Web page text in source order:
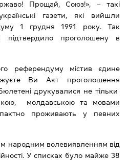
Прощай, Союз!», – такі
газети, які вийшли
1 грудня 1991 року. Так
підтвердило проголошену в
референдуму містив єдине
Ви Акт проголошення
друкувалися не тільки
молдавською та мовами
проживають у певних
народним волевиявленням від
У списках було майже 38